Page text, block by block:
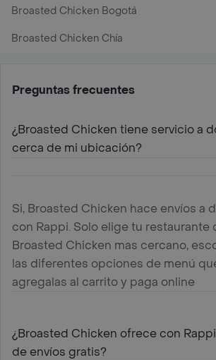
Broasted Chicken Bogotá
Broasted Chicken Chía
Preguntas frecuentes
¿Broasted Chicken tiene servicio a
cerca de mi ubicación?
Si, Broasted Chicken hace envíos a
con Rappi. Solo elige tu restaurante
Broasted Chicken mas cercano,
las diferentes opciones de menú
agregalas al carrito y paga online
¿Broasted Chicken ofrece con Rappi
de envíos gratis?